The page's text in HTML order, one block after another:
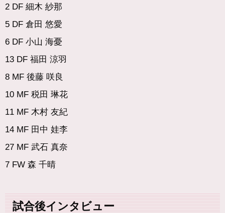
2 DF 細木 紗那
5 DF 倉田 悠愛
6 DF 小山 海憂
13 DF 福田 涼羽
8 MF 後藤 咲良
10 MF 税田 琳花
11 MF 木村 友紀
14 MF 田中 娃李
27 MF 武石 真奈
7 FW 森 千晴
試合後インタビュー